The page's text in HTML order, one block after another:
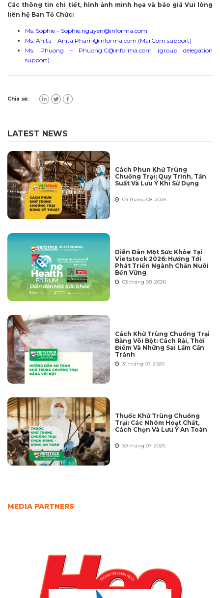
Các thông tin chi tiết, hình ảnh minh họa và báo giá Vui lòng
liên hệ Ban Tổ Chức:
Ms. Sophie – Sophie.nguyen@informa.com
Ms. Anita – Anita.Pham@informa.com (MarCom support)
Ms. Phuong – Phuong.C@informa.com (group delegation
support)
Chia sẻ:
LATEST NEWS
Cách Phun Khử Trùng
Chuồng Trại: Quy Trình, Tần
Suất Và Lưu Ý Khi Sử Dụng
04 tháng 08. 2026
Diễn Đàn Một Sức Khỏe Tại
Vietstock 2026: Hướng Tới
Phát Triển Ngành Chăn Nuôi
Bền Vững
03 tháng 08. 2026
Cách Khử Trùng Chuồng Trại
Bằng Vôi Bột: Cách Rải, Thời
Điểm Và Những Sai Lầm Cần
Tránh
31 tháng 07. 2026
Thuốc Khử Trùng Chuồng
Trại: Các Nhóm Hoạt Chất,
Cách Chọn Và Lưu Ý An Toàn
30 tháng 07. 2026
MEDIA PARTNERS